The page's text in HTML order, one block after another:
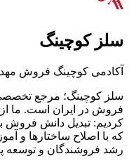
سلز کوچینگ
آکادمی کوچینگ فروش
سلز کوچینگ؛ مرجع
کردیم: تبدیل دانش فروش
که با اصلاح ساختارها و
رشد فروشندگان و توسعه